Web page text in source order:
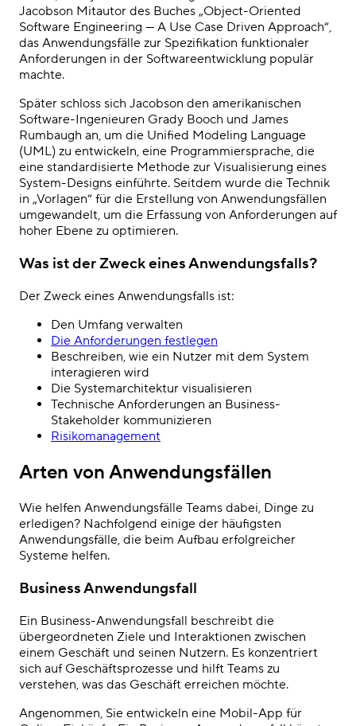
Jacobson Mitautor des Buches „Object-Oriented
Software Engineering — A Use Case Driven Approach“,
das Anwendungsfälle zur Spezifikation funktionaler
Anforderungen in der Softwareentwicklung populär
machte.
Später schloss sich Jacobson den amerikanischen
Software-Ingenieuren Grady Booch und James
Rumbaugh an, um die Unified Modeling Language
(UML) zu entwickeln, eine Programmiersprache, die
eine standardisierte Methode zur Visualisierung eines
System-Designs einführte. Seitdem wurde die Technik
in „Vorlagen“ für die Erstellung von Anwendungsfällen
umgewandelt, um die Erfassung von Anforderungen auf
hoher Ebene zu optimieren.
Was ist der Zweck eines Anwendungsfalls?
Der Zweck eines Anwendungsfalls ist:
Den Umfang verwalten
Die Anforderungen festlegen
Beschreiben, wie ein Nutzer mit dem System
interagieren wird
Die Systemarchitektur visualisieren
Technische Anforderungen an Business-
Stakeholder kommunizieren
Risikomanagement
Arten von Anwendungsfällen
Wie helfen Anwendungsfälle Teams dabei, Dinge zu
erledigen? Nachfolgend einige der häufigsten
Anwendungsfälle, die beim Aufbau erfolgreicher
Systeme helfen.
Business Anwendungsfall
Ein Business-Anwendungsfall beschreibt die
übergeordneten Ziele und Interaktionen zwischen
einem Geschäft und seinen Nutzern. Es konzentriert
sich auf Geschäftsprozesse und hilft Teams zu
verstehen, was das Geschäft erreichen möchte.
Angenommen, Sie entwickeln eine Mobil-App für